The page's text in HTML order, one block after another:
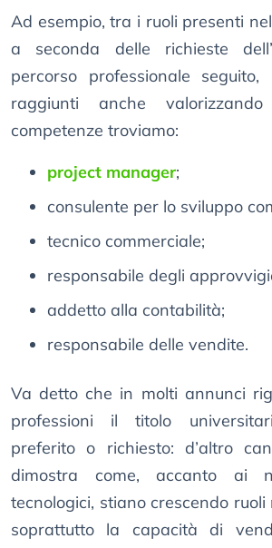
Ad esempio, tra i ruoli presenti
a seconda delle richieste
percorso professionale seguito,
raggiunti anche
competenze troviamo:
project manager;
consulente per lo sviluppo
tecnico commerciale;
responsabile degli
addetto alla contabilità;
responsabile delle vendite.
Va detto che in molti annunci
professioni il titolo
preferito o richiesto: d’altro
dimostra come, accanto ai
tecnologici, stiano crescendo
soprattutto la capacità di